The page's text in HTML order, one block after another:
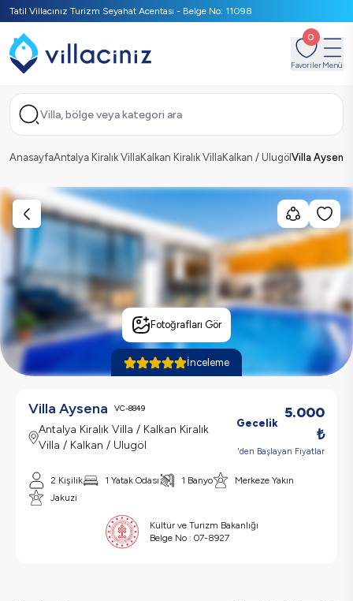
Tatil Villacınız Turizm Seyahat Acentası - Belge No: 11098
0
FavorilerMenü
Villa, bölge veya kategori ara
AnasayfaAntalya Kiralık VillaKalkan Kiralık VillaKalkan / Ulugöl Villa Aysena
Fotoğrafları Gör
İnceleme
Villa Aysena VC-8849
Antalya Kiralık Villa / Kalkan Kiralık
Villa / Kalkan / Ulugöl
Gecelik
5.000
₺
'den Başlayan Fiyatlar
2 Kişilik 1 Yatak Odası 1 Banyo
Merkeze Yakın
Jakuzi
Kültür ve Turizm Bakanlığı
Belge No : 07-8927